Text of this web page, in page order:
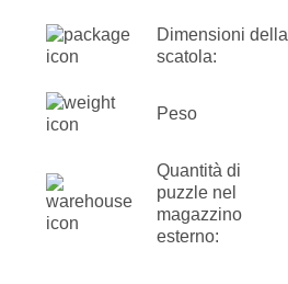
Dimensioni della
scatola:
Peso
Quantità di
puzzle nel
magazzino
esterno: